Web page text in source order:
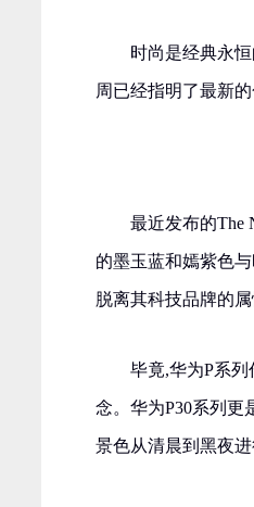
时尚是经典永
周已经指明了最新
最近发布的The
的墨玉蓝和嫣紫色
脱离其科技品牌的
毕竟,华为P系
念。华为P30系列更
景色从清晨到黑夜进